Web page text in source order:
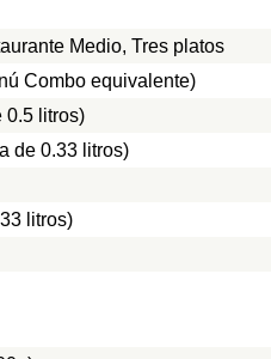
Medio, Tres platos
Combo equivalente)
0.5 litros)
de 0.33 litros)
litros)